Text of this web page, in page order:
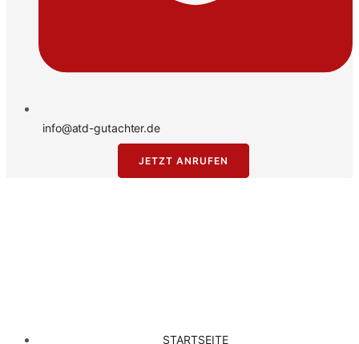
info@atd-gutachter.de
JETZT ANRUFEN
STARTSEITE